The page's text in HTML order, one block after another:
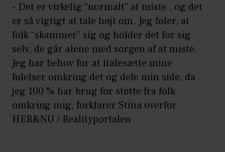
- Det er virkelig “normalt” at miste , og det
er så vigtigt at tale højt om. Jeg føler, at
folk “skammer” sig og holder det for sig
selv, de går alene med sorgen af at miste.
Jeg har behov for at italesætte mine
følelser omkring det og dele min side, da
jeg 100 % har brug for støtte fra folk
omkring mig, forklarer Stina overfor
HER&NU / Realityportalen